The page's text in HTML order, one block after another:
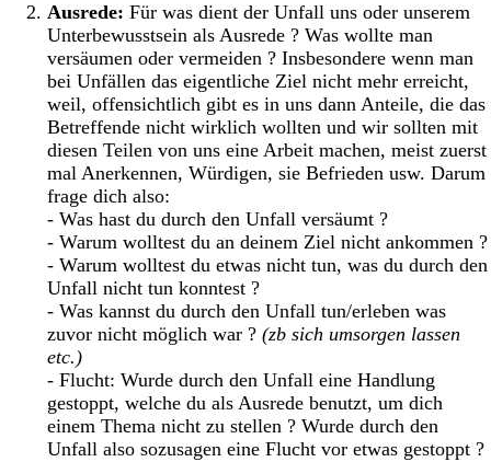
Ausrede: Für was dient der Unfall uns oder unserem
Unterbewusstsein als Ausrede ? Was wollte man
versäumen oder vermeiden ? Insbesondere wenn man
bei Unfällen das eigentliche Ziel nicht mehr erreicht,
weil, offensichtlich gibt es in uns dann Anteile, die das
Betreffende nicht wirklich wollten und wir sollten mit
diesen Teilen von uns eine Arbeit machen, meist zuerst
mal Anerkennen, Würdigen, sie Befrieden usw. Darum
frage dich also:
- Was hast du durch den Unfall versäumt ?
- Warum wolltest du an deinem Ziel nicht ankommen ?
- Warum wolltest du etwas nicht tun, was du durch den
Unfall nicht tun konntest ?
- Was kannst du durch den Unfall tun/erleben was
zuvor nicht möglich war ? (zb sich umsorgen lassen
etc.)
- Flucht: Wurde durch den Unfall eine Handlung
gestoppt, welche du als Ausrede benutzt, um dich
einem Thema nicht zu stellen ? Wurde durch den
Unfall also sozusagen eine Flucht vor etwas gestoppt ?